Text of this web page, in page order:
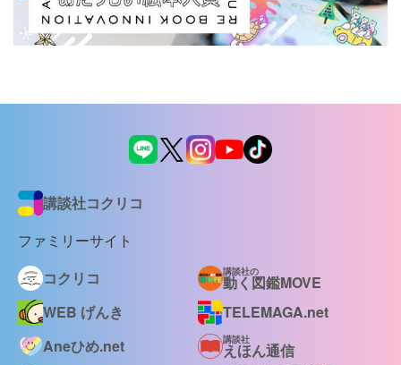
講談社コクリコ
ファミリーサイト
コクリコ
講談社の
動く図鑑MOVE
WEB げんき
TELEMAGA.net
Aneひめ.net
講談社
えほん通信